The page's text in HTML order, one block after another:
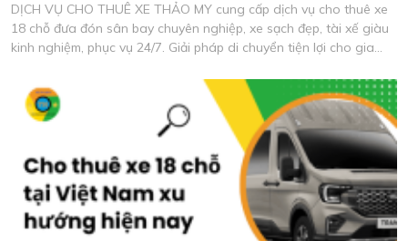
DỊCH VỤ CHO THUÊ XE THẢO MY cung cấp dịch vụ cho thuê xe
18 chỗ đưa đón sân bay chuyên nghiệp, xe sạch đẹp, tài xế giàu
kinh nghiệm, phục vụ 24/7. Giải pháp di chuyển tiện lợi cho gia